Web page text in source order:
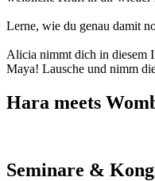
Lerne, wie du genau damit
Alicia nimmt dich in diesem
Maya! Lausche und nimm
Hara meets
Seminare &